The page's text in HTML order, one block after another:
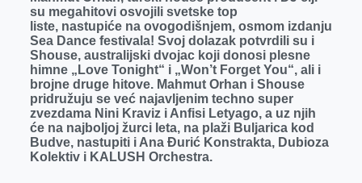
o
o
k
n
g
e
r
d
I
n
A
p
p
su megahitovi osvojili svetske top
liste, nastupiće na ovogodišnjem, osmom izdanju
Sea Dance festivala! Svoj dolazak potvrdili su i
Shouse, australijski dvojac koji donosi plesne
himne „Love Tonight“ i „Won’t Forget You“, ali i
brojne druge hitove. Mahmut Orhan i Shouse
pridružuju se već najavljenim techno super
zvezdama Nini Kraviz i Anfisi Letyago, a uz njih
će na najboljoj žurci leta, na plaži Buljarica kod
Budve, nastupiti i Ana Đurić Konstrakta, Dubioza
Kolektiv i KALUSH Orchestra.